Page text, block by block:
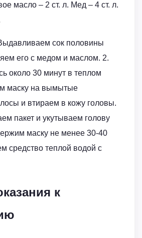
масло – 2 ст. л. Мед – 4 ст. л.
сок половины
его с медом и маслом. 2.
около 30 минут в теплом
маску на вымытые
и втираем в кожу головы.
пакет и укутываем голову
маску не менее 30-40
средство теплой водой с
к